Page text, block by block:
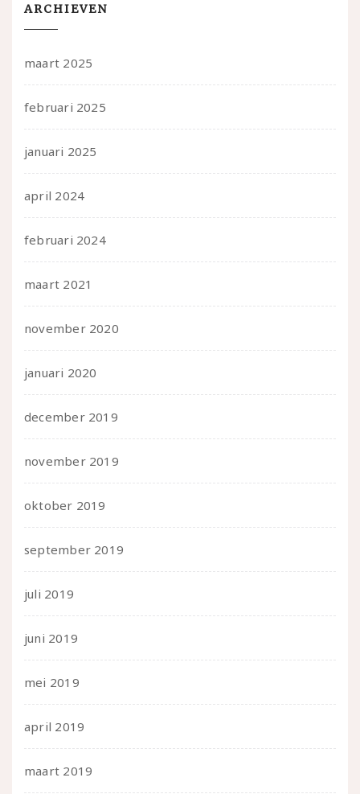
ARCHIEVEN
maart 2025
februari 2025
januari 2025
april 2024
februari 2024
maart 2021
november 2020
januari 2020
december 2019
november 2019
oktober 2019
september 2019
juli 2019
juni 2019
mei 2019
april 2019
maart 2019